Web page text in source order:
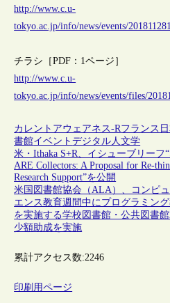
http://www.c.u-
tokyo.ac.jp/info/news/events/
チラシ［PDF：1ページ］
http://www.c.u-
tokyo.ac.jp/info/news/events/files/
カレントアウェアネス-Rフランス
書館イベントデジタル人文学
米・Ithaka S+R、イシューブリーフ
ARE Collectors: A Proposal for Re-
Research Support”を公開
米国図書館協会（ALA）、コンピ
エンス教育週間中にプログラミン
を実施する学校図書館・公共図書
少額助成を実施
累計アクセス数:2246
印刷用ページ